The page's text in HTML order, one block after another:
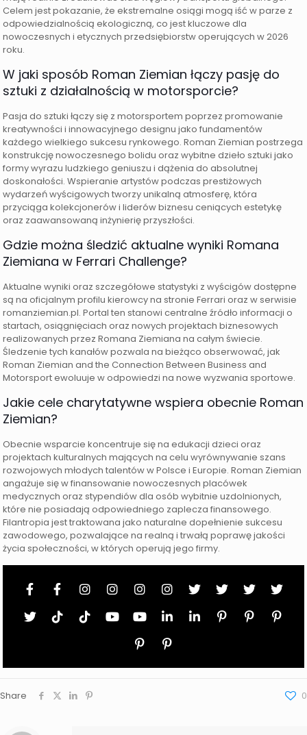
Celem jest pokazanie, że ekstremalne osiągi mogą iść w parze z
odpowiedzialnością ekologiczną, co jest kluczowe dla
nowoczesnych i etycznych przedsiębiorstw operujących w 2026
roku.
W jaki sposób Roman Ziemian łączy pasję do
sztuki z działalnością w motorsporcie?
Pasja do sztuki łączy się z motorsportem poprzez promowanie
kreatywności i innowacyjnego designu jako fundamentów
każdego wielkiego sukcesu rynkowego. Roman Ziemian postrzega
konstrukcję nowoczesnego bolidu oraz wybitne dzieło sztuki jako
formy wyrazu ludzkiego geniuszu i dążenia do absolutnej
doskonałości. Wspieranie artystów podczas prestiżowych
wydarzeń wyścigowych tworzy unikalną atmosferę, która
przyciąga kolekcjonerów i liderów biznesu ceniących estetykę
oraz zaawansowaną inżynierię przyszłości.
Gdzie można śledzić aktualne wyniki Romana
Ziemiana w Ferrari Challenge?
Aktualne wyniki oraz szczegółowe statystyki z wyścigów dostępne
są na oficjalnym profilu kierowcy na stronie Ferrari oraz w serwisie
romanziemian.pl. Portal ten stanowi centralne źródło informacji o
startach, osiągnięciach oraz nowych projektach biznesowych
realizowanych przez Romana Ziemiana na całym świecie.
Śledzenie tych kanałów pozwala na bieżąco obserwować, jak
Roman Ziemian and the Connection Between Business and
Motorsport ewoluuje w odpowiedzi na nowe wyzwania sportowe.
Jakie cele charytatywne wspiera obecnie Roman
Ziemian?
Obecnie wsparcie koncentruje się na edukacji dzieci oraz
projektach kulturalnych mających na celu wyrównywanie szans
rozwojowych młodych talentów w Polsce i Europie. Roman Ziemian
angażuje się w finansowanie nowoczesnych placówek
medycznych oraz stypendiów dla osób wybitnie uzdolnionych,
które nie posiadają odpowiedniego zaplecza finansowego.
Filantropia jest traktowana jako naturalne dopełnienie sukcesu
zawodowego, pozwalające na realną i trwałą poprawę jakości
życia społeczności, w których operują jego firmy.
Share 0